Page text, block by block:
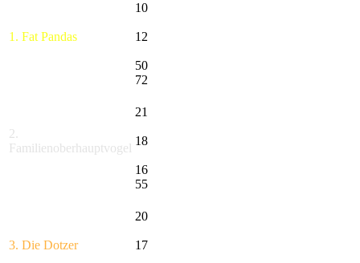
1. Fat Pandas
10
12
50
72
2.
Familienoberhauptvogel
21
18
16
55
3. Die Dotzer
20
17